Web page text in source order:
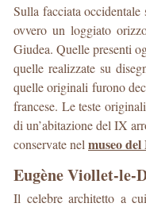
Sulla facciata
ovvero un loggiato
Giudea. Quelle presenti
quelle realizzate su
quelle originali furono
francese. Le teste
di un’abitazione del IX
conservate nel museo
Eugène Viollet-le-
Il celebre architetto a